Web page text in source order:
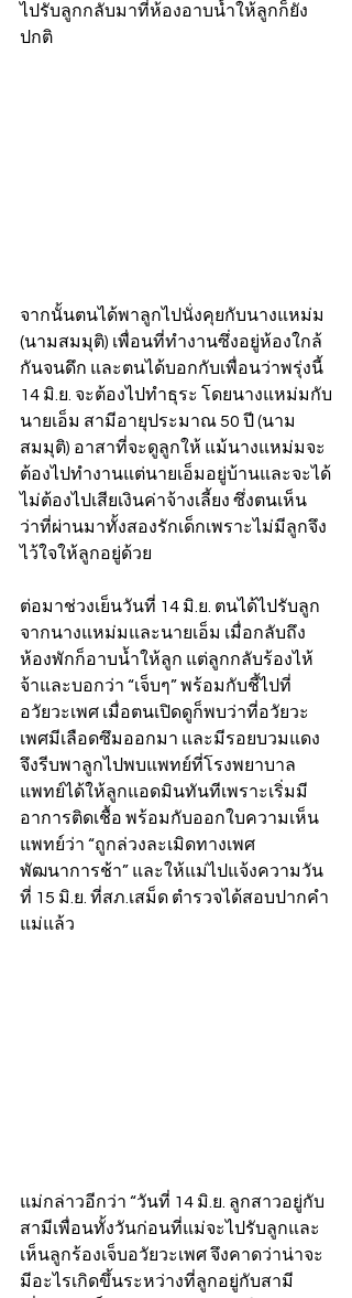
ไปรับลูกกลับมาที่ห้องอาบน้ำให้ลูกก็ยัง
ปกติ
จากนั้นตนได้พาลูกไปนั่งคุยกับนางแหม่ม
(นามสมมุติ) เพื่อนที่ทำงานซึ่งอยู่ห้องใกล้
กันจนดึก และตนได้บอกกับเพื่อนว่าพรุ่งนี้
14 มิ.ย. จะต้องไปทำธุระ โดยนางแหม่มกับ
นายเอ็ม สามีอายุประมาณ 50 ปี (นาม
สมมุติ) อาสาที่จะดูลูกให้ แม้นางแหม่มจะ
ต้องไปทำงานแต่นายเอ็มอยู่บ้านและจะได้
ไม่ต้องไปเสียเงินค่าจ้างเลี้ยง ซึ่งตนเห็น
ว่าที่ผ่านมาทั้งสองรักเด็กเพราะไม่มีลูกจึง
ไว้ใจให้ลูกอยู่ด้วย
ต่อมาช่วงเย็นวันที่ 14 มิ.ย. ตนได้ไปรับลูก
จากนางแหม่มและนายเอ็ม เมื่อกลับถึง
ห้องพักก็อาบน้ำให้ลูก แต่ลูกกลับร้องไห้
จ้าและบอกว่า “เจ็บๆ” พร้อมกับชี้ไปที่
อวัยวะเพศ เมื่อตนเปิดดูก็พบว่าที่อวัยวะ
เพศมีเลือดซึมออกมา และมีรอยบวมแดง
จึงรีบพาลูกไปพบแพทย์ที่โรงพยาบาล
แพทย์ได้ให้ลูกแอดมินทันทีเพราะเริ่มมี
อาการติดเชื้อ พร้อมกับออกใบความเห็น
แพทย์ว่า “ถูกล่วงละเมิดทางเพศ
พัฒนาการช้า” และให้แม่ไปแจ้งความวัน
ที่ 15 มิ.ย. ที่สภ.เสม็ด ตำรวจได้สอบปากคำ
แม่แล้ว
แม่กล่าวอีกว่า “วันที่ 14 มิ.ย. ลูกสาวอยู่กับ
สามีเพื่อนทั้งวันก่อนที่แม่จะไปรับลูกและ
เห็นลูกร้องเจ็บอวัยวะเพศ จึงคาดว่าน่าจะ
มีอะไรเกิดขึ้นระหว่างที่ลูกอยู่กับสามี